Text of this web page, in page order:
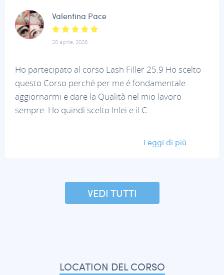
Valentina Pace
20 aprile, 2026
Ho partecipato al corso Lash Filler 25.9 Ho scelto
questo Corso perché per me é fondamentale
aggiornarmi e dare la Qualità nel mio lavoro
sempre. Ho quindi scelto Inlei e il C...
Leggi di più
VEDI TUTTI
LOCATION DEL CORSO